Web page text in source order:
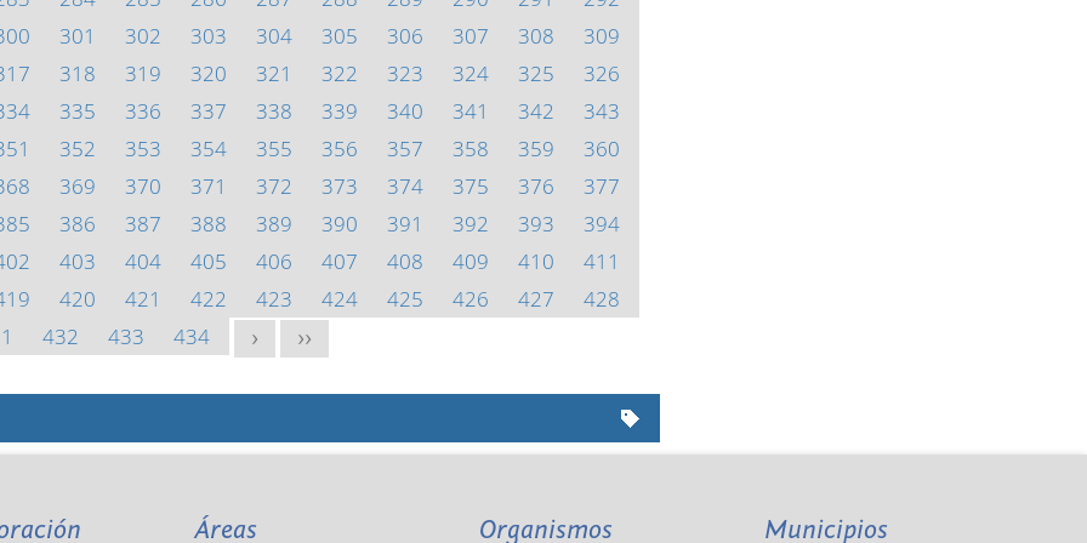
301 302 303 304 305 306 307 308
309
318 319 320 321 322 323 324 325
326
335 336 337 338 339 340 341 342
343
352 353 354 355 356 357 358 359
360
369 370 371 372 373 374 375 376
377
386 387 388 389 390 391 392 393
394
403 404 405 406 407 408 409 410
411
420 421 422 423 424 425 426 427
428
432 433 434 > >>
Áreas Organismos Municipios